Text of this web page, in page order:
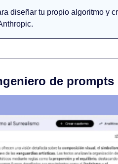
diseñar tu propio algoritmo y
de prompts